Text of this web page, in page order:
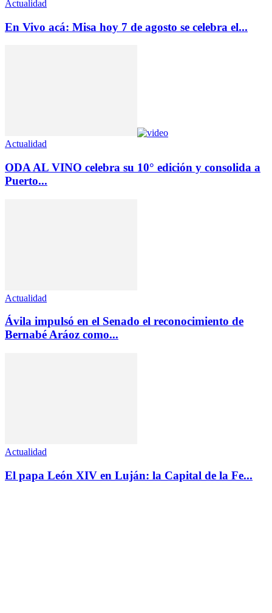
Actualidad
En Vivo acá: Misa hoy 7 de agosto se celebra el...
Actualidad
ODA AL VINO celebra su 10° edición y consolida a
Puerto...
Actualidad
Ávila impulsó en el Senado el reconocimiento de
Bernabé Aráoz como...
Actualidad
El papa León XIV en Luján: la Capital de la Fe...